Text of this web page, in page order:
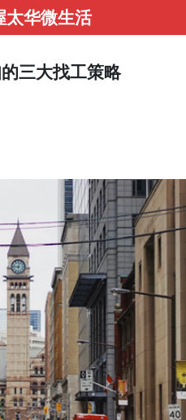
太华微生活
三大找工策略